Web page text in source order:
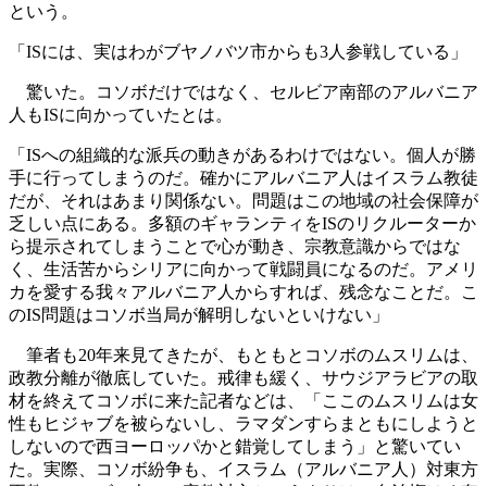
という。
「ISには、実はわがブヤノバツ市からも3人参戦している」
驚いた。コソボだけではなく、セルビア南部のアルバニア
人もISに向かっていたとは。
「ISへの組織的な派兵の動きがあるわけではない。個人が勝
手に行ってしまうのだ。確かにアルバニア人はイスラム教徒
だが、それはあまり関係ない。問題はこの地域の社会保障が
乏しい点にある。多額のギャランティをISのリクルーターか
ら提示されてしまうことで心が動き、宗教意識からではな
く、生活苦からシリアに向かって戦闘員になるのだ。アメリ
カを愛する我々アルバニア人からすれば、残念なことだ。こ
のIS問題はコソボ当局が解明しないといけない」
筆者も20年来見てきたが、もともとコソボのムスリムは、
政教分離が徹底していた。戒律も緩く、サウジアラビアの取
材を終えてコソボに来た記者などは、「ここのムスリムは女
性もヒジャブを被らないし、ラマダンすらまともにしようと
しないので西ヨーロッパかと錯覚してしまう」と驚いてい
た。実際、コソボ紛争も、イスラム（アルバニア人）対東方